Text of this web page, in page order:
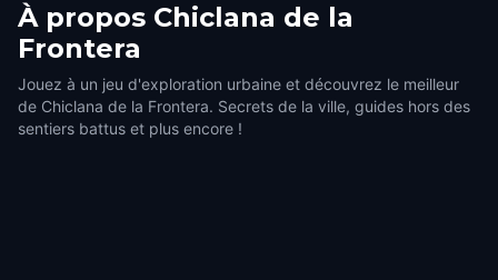
À propos Chiclana de la
Frontera
Jouez à un jeu d'exploration urbaine et découvrez le meilleur
de Chiclana de la Frontera. Secrets de la ville, guides hors des
sentiers battus et plus encore !